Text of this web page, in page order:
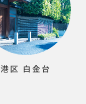
港区 白金台